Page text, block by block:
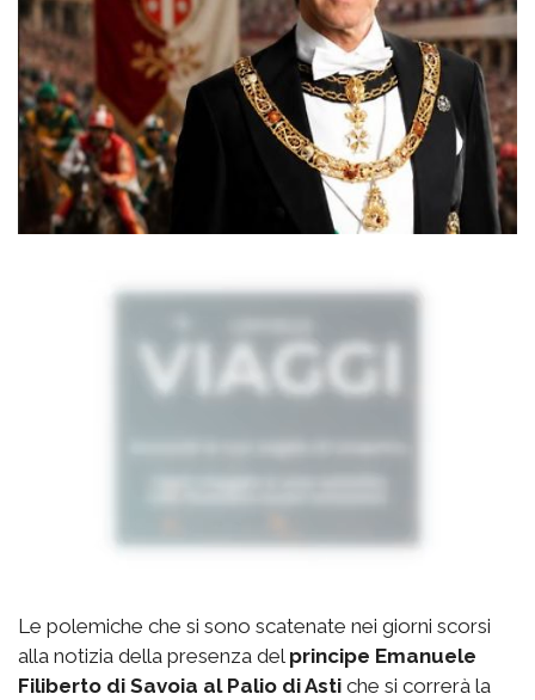
Le polemiche che si sono scatenate nei giorni scorsi
alla notizia della presenza del principe Emanuele
Filiberto di Savoia al Palio di Asti che si correrà la